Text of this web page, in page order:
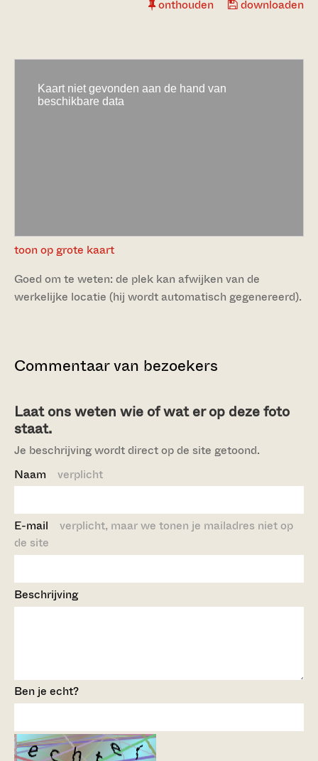
onthouden downloaden
toon op grote kaart
Goed om te weten: de plek kan afwijken van de
werkelijke locatie (hij wordt automatisch gegenereerd).
Commentaar van bezoekers
Laat ons weten wie of wat er op deze foto
staat.
Je beschrijving wordt direct op de site getoond.
Naam verplicht
E-mail verplicht, maar we tonen je mailadres niet op
de site
Beschrijving
Ben je echt?